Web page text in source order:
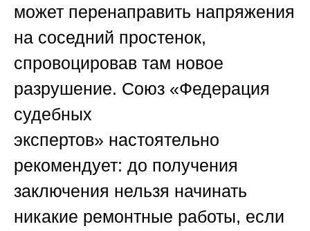
может перенаправить напряжения
на соседний простенок,
спровоцировав там новое
разрушение. Союз «Федерация
судебных
экспертов» настоятельно
рекомендует: до получения
заключения нельзя начинать
никакие ремонтные работы, если